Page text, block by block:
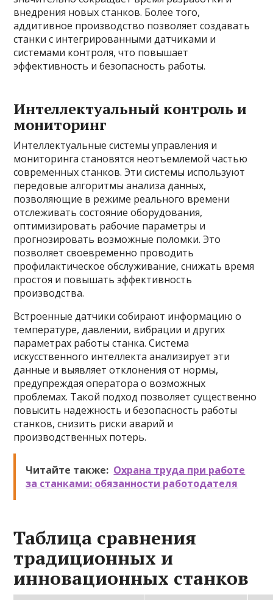
внедрения новых станков. Более того,
аддитивное производство позволяет создавать
станки с интегрированными датчиками и
системами контроля, что повышает
эффективность и безопасность работы.
Интеллектуальный контроль и
мониторинг
Интеллектуальные системы управления и
мониторинга становятся неотъемлемой частью
современных станков. Эти системы используют
передовые алгоритмы анализа данных,
позволяющие в режиме реального времени
отслеживать состояние оборудования,
оптимизировать рабочие параметры и
прогнозировать возможные поломки. Это
позволяет своевременно проводить
профилактическое обслуживание, снижать время
простоя и повышать эффективность
производства.
Встроенные датчики собирают информацию о
температуре, давлении, вибрации и других
параметрах работы станка. Система
искусственного интеллекта анализирует эти
данные и выявляет отклонения от нормы,
предупреждая оператора о возможных
проблемах. Такой подход позволяет существенно
повысить надежность и безопасность работы
станков, снизить риски аварий и
производственных потерь.
Читайте также: Охрана труда при работе
за станками: обязанности работодателя
Таблица сравнения
традиционных и
инновационных станков